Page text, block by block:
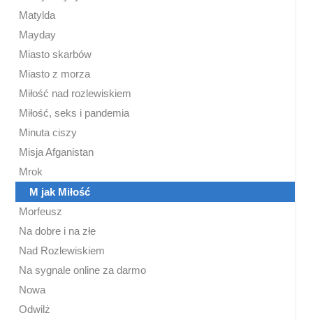
Matylda
Mayday
Miasto skarbów
Miasto z morza
Miłość nad rozlewiskiem
Miłość, seks i pandemia
Minuta ciszy
Misja Afganistan
Mrok
M jak Miłość
Morfeusz
Na dobre i na złe
Nad Rozlewiskiem
Na sygnale online za darmo
Nowa
Odwilż